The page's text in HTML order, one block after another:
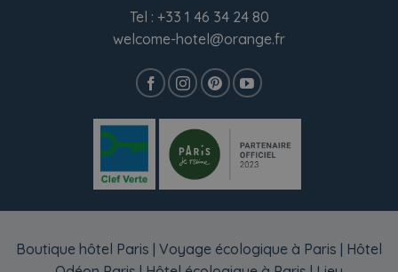
Tel : +33 1 46 34 24 80
welcome-hotel@orange.fr
Boutique hôtel Paris | Voyage écologique à Paris | Hôtel